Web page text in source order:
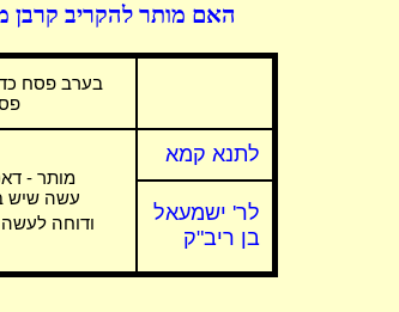
האם מותר להקריב קרבן
בערב פסח
לתנא קמא
מותר -
עשה שיש
ודוחה
לר' ישמעאל
בן ריב"ק